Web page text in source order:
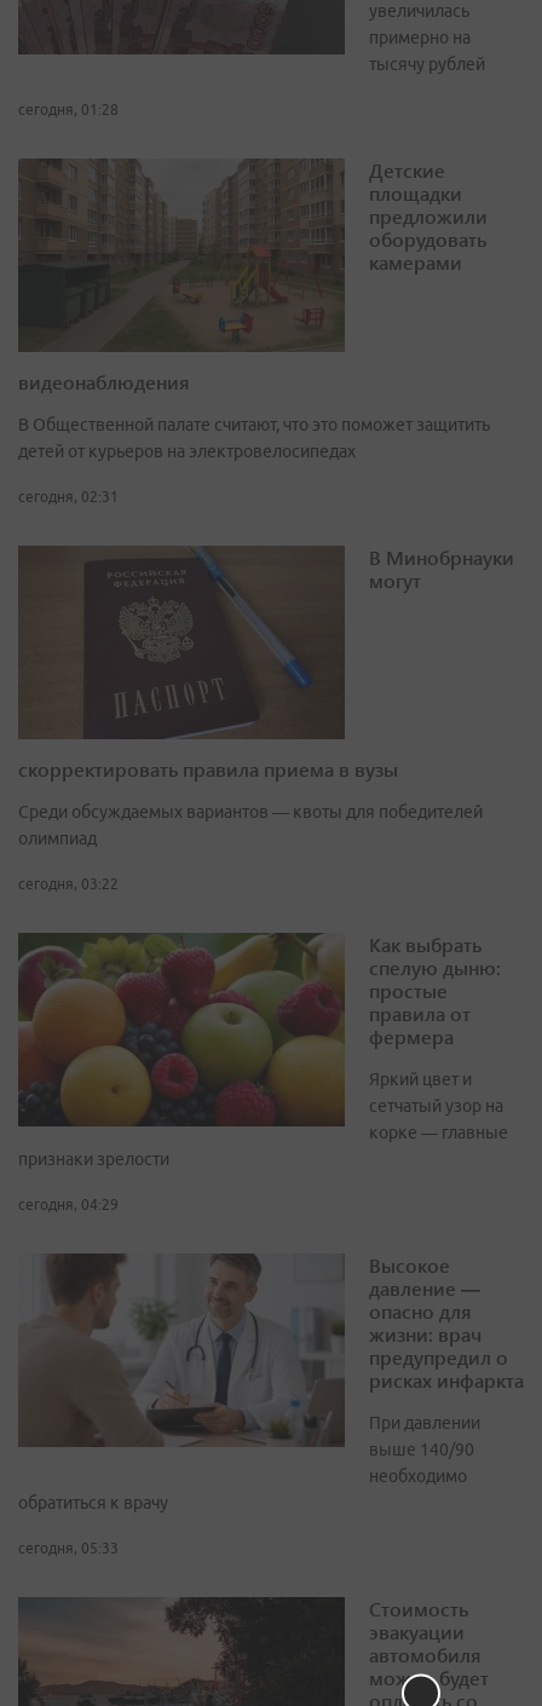
увеличилась
примерно на
тысячу рублей
сегодня, 01:28
Детские
площадки
предложили
оборудовать
камерами
видеонаблюдения
В Общественной палате считают, что это поможет защитить
детей от курьеров на электровелосипедах
сегодня, 02:31
В Минобрнауки
могут
скорректировать правила приема в вузы
Среди обсуждаемых вариантов — квоты для победителей
олимпиад
сегодня, 03:22
Как выбрать
спелую дыню:
простые
правила от
фермера
Яркий цвет и
сетчатый узор на
корке — главные
признаки зрелости
сегодня, 04:29
Высокое
давление —
опасно для
жизни: врач
предупредил о
рисках инфаркта
При давлении
выше 140/90
необходимо
обратиться к врачу
сегодня, 05:33
Стоимость
эвакуации
автомобиля
можно будет